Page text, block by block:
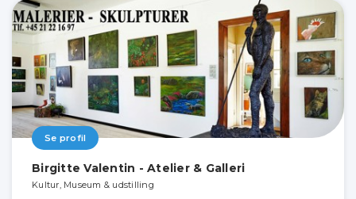
Se profil
Birgitte Valentin - Atelier & Galleri
Kultur, Museum & udstilling